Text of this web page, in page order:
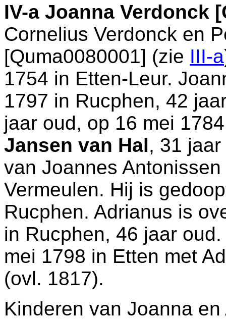
IV-a Joanna Verdonck
Cornelius Verdonck en
[Quma0080001] (zie III-a
1754 in Etten-Leur.
1797 in Rucphen, 42
jaar oud, op 16 mei
Jansen van Hal, 31
van Joannes
Vermeulen. Hij is
Rucphen. Adrianus is
in Rucphen, 46 jaar
mei 1798 in Etten met
(ovl. 1817).
Kinderen van Joanna